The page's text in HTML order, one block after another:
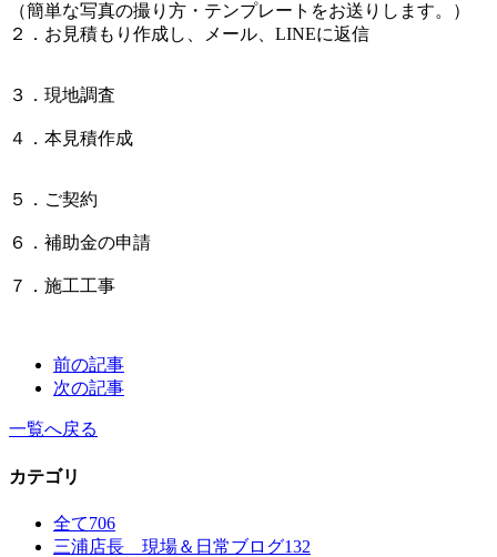
（簡単な写真の撮り方・テンプレートをお送りします。）
２．お見積もり作成し、メール、LINEに返信
３．現地調査
４．本見積作成
５．ご契約
６．補助金の申請
７．施工工事
前の記事
次の記事
一覧へ戻る
カテゴリ
全て706
三浦店長 現場＆日常ブログ132